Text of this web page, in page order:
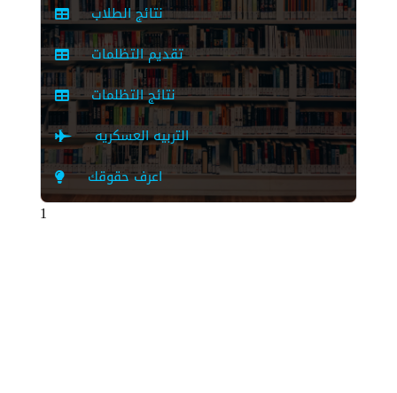
نتائج الطلاب
تقديم التظلمات
نتائج التظلمات
التربيه العسكريه
اعرف حقوقك
1